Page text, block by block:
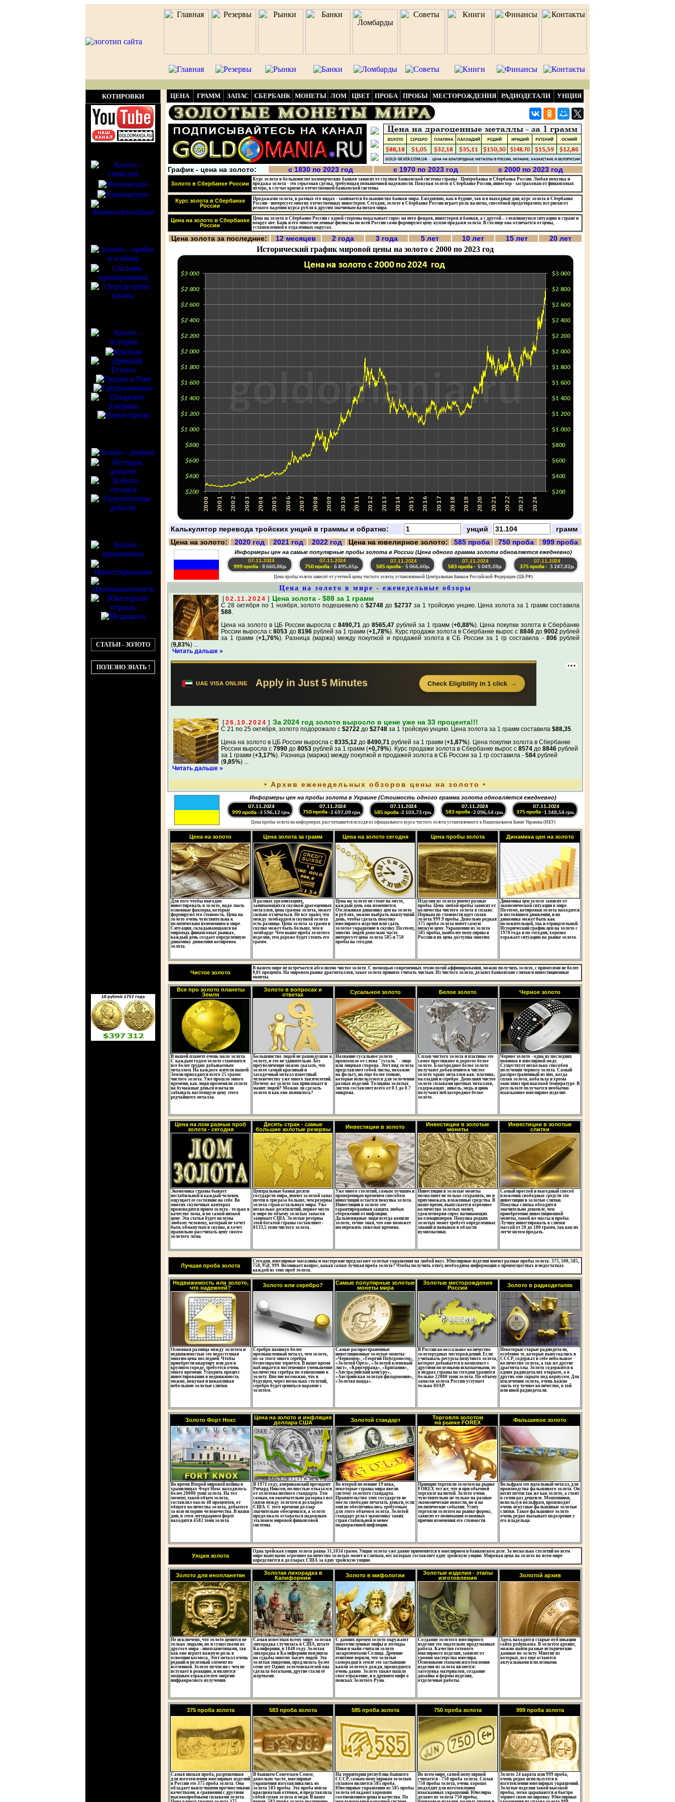
КОТИРОВКИ
СТАТЬИ - ЗОЛОТО
ПОЛЕЗНО ЗНАТЬ !
ЦЕНА ГРАММ ЗАПАС СБЕРБАНК МОНЕТЫ ЛОМ ЦВЕТ ПРОБА ПРОБЫ МЕСТОРОЖДЕНИЯ РАДИОДЕТАЛИ УНЦИЯ
График - цена на золото: с 1830 по 2023 год с 1970 по 2023 год с 2000 по 2023 год
Золото в Сбербанке России
Курс золота в большинстве коммерческих банков зависит от столпов банковской системы страны - Центробанка и Сбербанка России. Любая покупка и
продажа золота - это серьезная сделка, требующая повышенной надежности. Покупая золото в Сбербанке России, инвестор - застрахован от финансовых
потерь, в случае кризиса отечественной банковской системы.
Курс золота в Сбербанке
России
Продажами золота, в разных его видах - занимается большинство банков мира. Ежедневно, как в будние, так и в выходные дни, курс золота в Сбербанке
России - интересует многих отечественных инвесторов. Сегодня, золото в Сбербанке России играет роль валюты, способной предотвратить все риски от
резкого падения курса рубля к другим значимым валютам мира.
Цена на золото в Сбербанке
России
Цена на золото в Сбербанке России с одной стороны показывает спрос на него фондов, инвесторов и банков, а с другой – сложившуюся ситуацию в стране и
вокруг нее. Банк и его многочисленные филиалы по всей России сами формируют цену купли-продажи золота. В столице она отличается от цены,
установленной в отдаленных округах.
Цена золота за последние: 12 месяцев 2 года 3 года 5 лет 10 лет 15 лет 20 лет
Исторический график мировой цены на золото с 2000 по 2023 год
Калькулятор перевода тройских унций в граммы и обратно: унций
грамм
Цена на золото:
2020 год 2021 год 2022 год Цена на ювелирное золото: 585 проба 750 проба 999 проба
Информеры цен на самые популярные пробы золота в России (Цена одного грамма золота обновляется ежедневно)
Цена пробы золота зависит от учетной цены чистого золота, установленной Центральным Банком Российской Федерации (ЦБ РФ)
Цена на золото в мире - еженедельные обзоры
[02.11.2024 ] Цена золота - $88 за 1 грамм
С 28 октября по 1 ноября, золото подешевело с$2748 до $2737за 1 тройскую унцию. Цена золота за 1 грамм составила
$88.
Цена на золото в ЦБ России выросла с8490,71 до8565,47 рублей за 1 грамм (+0,88%). Цена покупки золота в Сбербанке
России выросла с8053 до 8196рублей за 1 грамм (+1,78%). Курс продажи золота в Сбербанке вырос с 8846до 9002рублей
за 1 грамм (+1,76%). Разница (маржа) между покупкой и продажей золота в СБ России за 1 гр составила - 806рублей
(9,83%) ...
Читать дальше »
[26.10.2024 ] За 2024 год золото выросло в цене уже на 33 процента!!!
С 21 по 25 октября, золото подорожало с $2722 до $2748 за 1 тройскую унцию. Цена золота за 1 грамм составила $88,35.
Цена на золото в ЦБ России выросла с 8335,12 до 8490,71 рублей за 1 грамм (+1,87%). Цена покупки золота в Сбербанке
России выросла с 7990 до 8053 рублей за 1 грамм (+0,79%). Курс продажи золота в Сбербанке вырос с 8574 до 8846 рублей
за 1 грамм (+3,17%). Разница (маржа) между покупкой и продажей золота в СБ России за 1 гр составила - 584 рублей
(9,85%) ...
Читать дальше »
• Архив еженедельных обзоров цены на золото •
Информеры цен на пробы золота в Украине (Стоимость одного грамма золота обновляется ежедневно)
Цена пробы золота на информерах рассчитывается исходя из официального курса чистого золота установленного в Национальном Банке Украины (НБУ)
Цена на золото
Для того чтобы выгодно
инвестировать в золото, надо знать
основные факторы, которые
формируют его стоимость. Цена на
золото очень чувствительна к
политическим изменениям в мире.
Ситуация, складывающаяся на
мировых финансовых рынках,
каждый день создает определенную
динамику движения котировок
золота.
Цена золота за грамм
В разных организациях,
занимающихся скупкой драгоценных
металлов, цена грамма золота, может
сильно отличаться. Не все знают, что
между ломбардом и скупкой золота
есть разница. Цена золота за грамм в
скупке может быть больше, чем в
ломбарде. Чем выше проба золотого
изделия, тем дороже будет стоить его
грамм.
Цена на золото сегодня
Цена на золото не стоит на месте,
каждый день она изменяется.
Отслеживая динамику цен на золото
в рублях, можно выбрать наилучший
день, чтобы сделать покупку
ювелирного изделия или сдать
золотое украшение в скупку. Поэтому,
многих людей довольно часто
интересует цена золота 585 и 750
пробы на сегодня.
Цена пробы золота
Изделия из золота имеют разные
пробы. Цена любой пробы зависит от
количества чистого золота в сплаве.
Первым по стоимости идет сплав
золота 999.9 пробы. Довольно редкая
375 проба золота имеет самую
низкую цену. Украшения из золота
585 пробы, наиболее популярны в
России и их цена доступна многим.
Динамика цен на золото
Динамика цен золото зависит от
экономической ситуации в мире.
Поэтому, котировки золота находятся
в постоянном движении, и их
динамика может быть как
положительной, так и отрицательной.
Исторический график цен на золото с
1970 года и по сегодня, хорошо
отражает ситуацию на рынке золота.
Чистое золото
В нашем мире не встречается абсолютно чистое золото. С помощью современных технологий аффинирования, можно получить золото, с примесями не более
0,01 процента. На мировом рынке драгметаллов, такое золото принято считать чистым. Из чистого золота, делают банковские слитки и инвестиционные
монеты.
Все про золото планеты
Земля
В нашей планете очень мало золота.
С каждым годом золото становится
все более трудно добываемым
металлом. На каждого жителя нашей
Земли приходится всего 25 грамм
чистого золота. Уже прошло много
времени, как люди променяли золото
на бумажные деньги и начали
забывать настоящую цену этого
редчайшего металла.
Золото в вопросах и
ответах
Большинство людей не равнодушно к
золоту, и это не удивительно. Без
преувеличения можно сказать, что
золото самый красивый и
загадочный металл известный
человечеству уже много тысячелетий.
Почему же золото так привлекает и
манит людей? Можно ли сделать
золото и как оно появилось?
Сусальное золото
Название сусальное золото
произошло от слова "сусаль" - лицо
или лицевая сторона. Этот вид золота
представляет собой листы, похожие
на фольгу, но еще более тонкие,
которые используются для золочения
разных изделий. Толщина золотых
листов составляет всего от 0.1 до 0.7
микрона.
Белое золото
Сплав чистого золота и платины это
самое престижное и дорогое белое
золото. Благородное белое золото
получают добавлением в чистое
золото таких металлов как: платина,
палладий и серебро. Дополняя чистое
золото сплавами цветных металлов,
содержащих: никель, медь и цинк
получают неблагородное белое
золото.
Черное золото
Черное золото - одна из последних
новинок в ювелирной моде.
Существует несколько способов
получения черного золота. Самый
распространенный из них, когда
сплав золота, кобальта и хрома
окисляют при высокой температуре. В
результате получается необычно
изысканное ювелирное изделие.
Цена на лом разных проб
золота - сегодня
Экономика страны бывает
нестабильной и каждый человек
ощущает ее состояние на себе. Во
многих скупочных конторах
производится прием золота - только в
качестве лома, и по самой низкой
цене. Эта статья будет полезна
любому человеку, который не хочет
быть обманутым в скупке, и хочет
правильно рассчитать цену своего
золотого лома.
Десять стран - самые
большие золотые резервы
Центральные банки десяти
государств мира, имеют золотой запас
почти в три раза больше, чем резервы
золота стран остального мира. Уже
несколько десятилетий, первое место
в мире по объему золотых запасов
занимает США. Золотые резервы
этой богатой страны составляют -
8133,5 тонн чистого золота.
Инвестиции в золото
Уже много столетий, самым лучшим и
проверенным временем способом
инвестиций остается покупка золота.
Инвестиции в золото это
гарантированная защита любых
сбережений от инфляции.
Дальновидные люди всегда копили
золото, точно зная, что оно поможет
им пережить тяжелые времена.
Инвестиции в золотые
монеты
Инвестиции в золотые монеты
позволяют не только сохранять, но и
приумножать вложенные средства. В
наше время, выпускается огромное
количество золотых монет,
удовлетворяя спрос начинающих
коллекционеров. Покупка редких
золотых монет требует определенных
знаний и навыков в области
нумизматики.
Инвестиции в золотые
слитки
Самый простой и выгодный способ
вложения свободных средств это
инвестиции в золотые слитки.
Покупка слитка обходится
значительно дешевле, чем
приобретение инвестиционной
монеты, такой же массы и пробы.
Лучше инвестировать в слитки
массой от 20 до 100 грамм, так как их
легче потом продать.
Лучшая проба золота
Сегодня, ювелирные магазины и мастерские предлагают золотые украшения на любой вкус. Ювелирные изделия имеют разные пробы золота: 375, 500, 585,
750, 958, 999. Возникает вопрос, какая самая лучшая проба золота? Чтобы получить ответ, необходима информация о преимуществах и недостатках
каждой из этих проб золота.
Недвижимость или золото,
что надежней?
Основная разница между золотом и
недвижимостью это недоступная
многим цена последней. Чтобы
приобрести квартиру или дом в
крупном городе, требуется очень
много времени. Ускорить процесс
инвестирования в недвижимость
можно, покупая и накапливая
небольшие золотые слитки.
Золото или серебро?
Серебро намного более
промышленный металл, чем золото,
из-за этого много серебра
безвозвратно теряется. В наше время
наблюдается постепенное уменьшение
количества серебра по отношению к
золоту. Вполне возможно, что в
будущем, через несколько столетий,
серебро будет цениться наравне с
золотом.
Самые популярные золотые
монеты мира
Самые распространенные
инвестиционные золотые монеты:
«Червонец», «Георгий Победоносец»,
«Золотой Орел», «Золотой кленовый
лист», «Крюгерранд», «Британия»,
«Австралийский кенгуру»,
«Австрийская золотая филармония»,
«Золотая панда».
Золотые месторождения
России
В России колоссальное количество
золоторудных месторождений. Если
учитывать ресурсы попутного золота,
которое добывается в комплексе с
другими полезными ископаемыми, то
в недрах страны на сегодня хранится
больше 22000 тонн золота. По объему
запасов золота Россия уступает
только ЮАР.
Золото в радиодеталях
Некоторые старые радиодетали,
особенно те, которые выпускались в
СССР, содержат в себе небольшое
количество золота, а так же другие
драгметаллы. Золото содержится в
одних радиодеталях открыто, а в
других оно скрыто под корпусом. Для
извлечения золота, очень важно
знать его точное количество, в той
или иной радиодетали.
Золото Форт Нокс
Во время Второй мировой войны в
хранилищах Форт Нокс находилось
более 20000 тонн золота. На тот
момент, такой объем золота,
составлял около 40 процентов, от
общего количества золота, добытого
за всю историю человечества. В наши
дни, в этом легендарном форте
находится 4582 тонн золота.
Цена на золото и инфляция
доллара США
В 1971 году, американский президент
Ричард Никсон, полностью отказался
от золотовалютного стандарта. Тем
самым, он окончательно разорвал все
связи между золотом и долларом
США. С того времени доллар
значительно обесценился, а золото
продолжало оставаться надежным
эталоном мировой финансовой
системы.
Золотой стандарт
Во второй половине 19 века,
некоторые страны мира ввели
систему золотого стандарта.
Правительство этих государств не
могло свободно печатать деньги, если
они не обеспечивались требуемым
для этого объемом золота. Золотой
стандарт делал экономику таких
стран стабильной и менее
подверженной инфляции.
Торговля золотом
на рынке FOREX
Принцип торговли золотом на рынке
FOREX тот же, что и при обычной
торговле валютой. Золото очень
чувствительно не только на разные
экономические новости, но и на
политические события. Успех
торговли золотом на рынке форекс,
зависит от понимания основных
причин изменения его стоимости.
Фальшивое золото
Вольфрам это идеальный металл, для
производства фальшивого золота. Он
весит почти так же как золото, а стоит
в сотни раз дешевле. Мошенники,
используя вольфрам, производят
очень искусные фальшивые золотые
слитки. Такое фальшивое золото
очень редко вызывает подозрение у
его владельца.
Унция золота
Одна тройская унция золота равна 31,1034 грамм. Унция золота уже давно применяется в ювелирном и банковском деле. За несколько столетий во всем
мире выпущено огромное количество золотых монет и слитков, вес которых составляет одну тройскую унцию. Мировая цена на золото во всем мире
определяется в долларах США за одну тройскую унцию.
Золото для инопланетян
Не исключено, что золото ценится не
только людьми, но и существами из
другого мира - инопланетянами, так
как оно играет важную роль в
освоении космоса. Этот металл очень
редкий и полезный элемент во
вселенной. Золото почти ни с чем не
вступает в реакцию, и является
мощным отражателем энергии
инфракрасного излучения.
Золотая лихорадка в
Калифорнии
Самая известная всему миру золотая
лихорадка случилась в США, штате
Калифорния, в 1848 году. Золотая
лихорадка в Калифорнии повлияла
на судьбы многих тысяч людей. Эта
золотая эпидемия, продлилась более
семи лет. Одних золотоискателей она
сделала богатыми, другие стали её
жертвами.
Золото в мифологии
С давних времен золото окружают
многочисленные мифы и легенды.
Инки и майя считали золото
экскрементами Солнца. Древние
египтяне верили, что золотые
самородки в земле это застывшие
капли золотого дождя, прошедшего
очень давно. Золото также нашло
свое отражение, и в древнем мифе о
поисках Золотого Руна.
Золотые изделия - этапы
изготовления
Создание золотого ювелирного
изделия это тщательно продуманная
работа. Качество готового
ювелирного изделия, зависит от
уровня мастерства ювелира.
Основными этапами изготовления
изделия из золота является:
заготовка материалов, создание
дизайна и формы изделия,
отделочные работы.
Золотой архив
Здесь находятся старые публикации
сайта godomania. В золотом архиве,
можно найти разные исторические
данные по золоту. Многие из
которых, все еще остаются
актуальными и полезными.
375 проба золота
Самая низкая проба, разрешенная
для изготовления ювелирных изделий
в России это 375 проба золота. Она
обладает наилучшими прочностными
качествами, в сравнении с другими
высокопробными сплавами золота.
583 проба золота
В бывшем Советском Союзе,
довольно часто, ювелирные
украшения изготавливались из
золота 583 пробы. Эта проба имела
красноватый оттенок, и представляла
собой сплав золота и меди. В наше
585 проба золота
На территории республик бывшего
СССР, самым популярным золотым
сплавом является 585 проба.
Ювелирные украшения из 585 пробы
золота обладают хорошим
соотношением цены и качества. По
750 проба золота
Во всем мире, самой популярной
считается - 750 проба золота. Сплав
750 пробы золота, очень хорошо
подходит для изготовления
изысканных украшений. Ювелиры
делают из золота 750 пробы,
999 проба золота
Золото 24 карата или 999 проба,
очень редко используется в
изготовлении ювелирных украшений.
Золотые изделия такой высокой
пробы, легко царапаются и быстро
теряют свою полировку. Ювелирные